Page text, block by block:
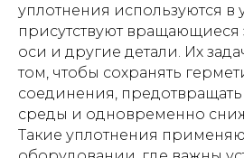
уплотнения используются в
присутствуют
оси и другие детали. Их
том, чтобы сохранять
соединения, предотвращать
среды и одновременно
Такие уплотнения